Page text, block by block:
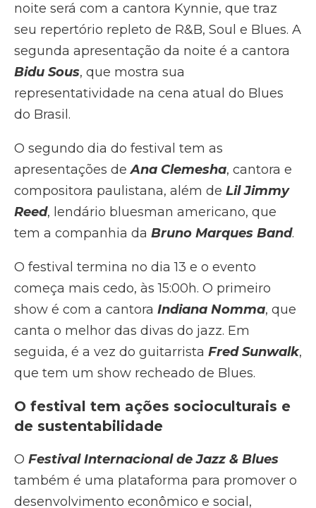
noite será com a cantora Kynnie, que traz
seu repertório repleto de R&B, Soul e Blues. A
segunda apresentação da noite é a cantora
Bidu Sous, que mostra sua
representatividade na cena atual do Blues
do Brasil.
O segundo dia do festival tem as
apresentações deAna Clemesha, cantora e
compositora paulistana, além de Lil Jimmy
Reed, lendário bluesman americano, que
tem a companhia da Bruno Marques Band.
O festival termina no dia 13 e o evento
começa mais cedo, às 15:00h. O primeiro
show é com a cantora Indiana Nomma, que
canta o melhor das divas do jazz. Em
seguida, é a vez do guitarrista Fred Sunwalk,
que tem um show recheado de Blues.
O festival tem ações socioculturais e
de sustentabilidade
O Festival Internacional de Jazz & Blues
também é uma plataforma para promover o
desenvolvimento econômico e social,